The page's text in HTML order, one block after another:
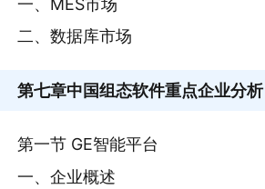
二、数据库市场
第七章中国组态软件重点企业分析
第一节 GE智能平台
一、企业概述